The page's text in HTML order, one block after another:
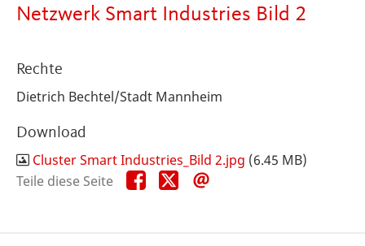
Netzwerk Smart Industries Bild 2
Rechte
Dietrich Bechtel/Stadt Mannheim
Download
Cluster Smart Industries_Bild 2.jpg (6.45 MB)
Teile diese Seite
Teile
diese
Teile
diese